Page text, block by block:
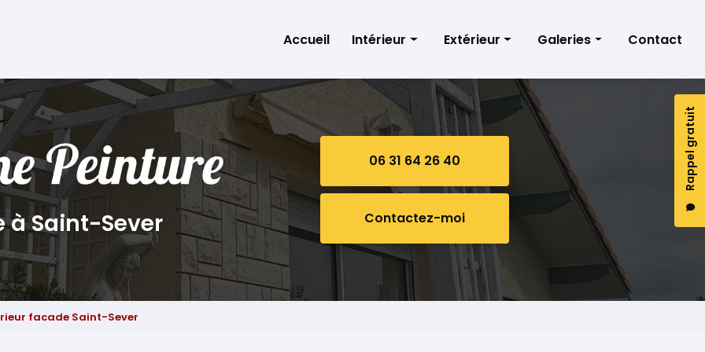
Rappel gratuit
Accueil
Intérieur
Peinture
Toile de verre
Extérieur
Nettoyage façades
Nettoyage toiture
Nettoyage peinture
Galeries
Peinture extérieure
Contact
à Saint-Sever
06 31 64 26 40
Contactez-moi
facade Saint-Sever